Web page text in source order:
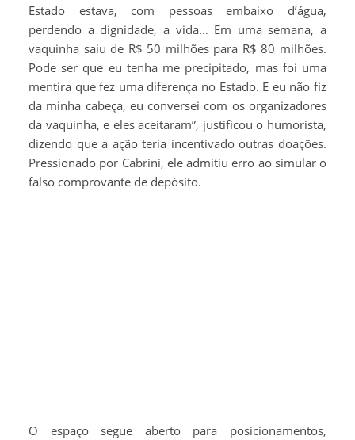
Estado estava, com pessoas embaixo d’água,
perdendo a dignidade, a vida… Em uma semana, a
vaquinha saiu de R$ 50 milhões para R$ 80 milhões.
Pode ser que eu tenha me precipitado, mas foi uma
mentira que fez uma diferença no Estado. E eu não fiz
da minha cabeça, eu conversei com os organizadores
da vaquinha, e eles aceitaram”, justificou o humorista,
dizendo que a ação teria incentivado outras doações.
Pressionado por Cabrini, ele admitiu erro ao simular o
falso comprovante de depósito.
O espaço segue aberto para posicionamentos,